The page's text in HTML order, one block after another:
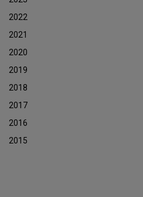
2022
2021
2020
2019
2018
2017
2016
2015